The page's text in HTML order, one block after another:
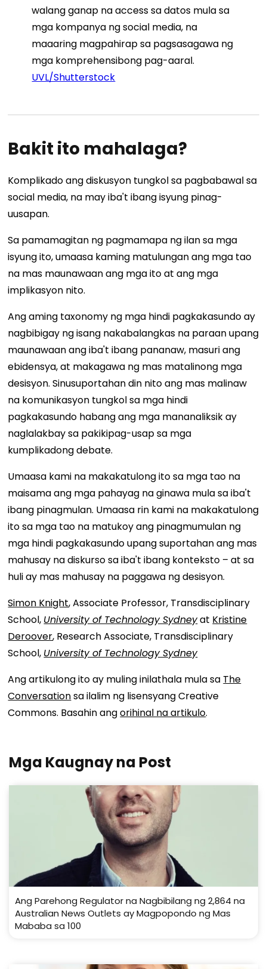
walang ganap na access sa datos mula sa
mga kompanya ng social media, na
maaaring magpahirap sa pagsasagawa ng
mga komprehensibong pag-aaral.
UVL/Shutterstock
Bakit ito mahalaga?
Komplikado ang diskusyon tungkol sa pagbabawal sa
social media, na may iba't ibang isyung pinag-
uusapan.
Sa pamamagitan ng pagmamapa ng ilan sa mga
isyung ito, umaasa kaming matulungan ang mga tao
na mas maunawaan ang mga ito at ang mga
implikasyon nito.
Ang aming taxonomy ng mga hindi pagkakasundo ay
nagbibigay ng isang nakabalangkas na paraan upang
maunawaan ang iba't ibang pananaw, masuri ang
ebidensya, at makagawa ng mas matalinong mga
desisyon. Sinusuportahan din nito ang mas malinaw
na komunikasyon tungkol sa mga hindi
pagkakasundo habang ang mga mananaliksik ay
naglalakbay sa pakikipag-usap sa mga
kumplikadong debate.
Umaasa kami na makakatulong ito sa mga tao na
maisama ang mga pahayag na ginawa mula sa iba't
ibang pinagmulan. Umaasa rin kami na makakatulong
ito sa mga tao na matukoy ang pinagmumulan ng
mga hindi pagkakasundo upang suportahan ang mas
mahusay na diskurso sa iba't ibang konteksto – at sa
huli ay mas mahusay na paggawa ng desisyon.
Simon Knight, Associate Professor, Transdisciplinary
School, University of Technology Sydneyat Kristine
Deroover, Research Associate, Transdisciplinary
School, University of Technology Sydney
Ang artikulong ito ay muling inilathala mula sa The
Conversationsa ilalim ng lisensyang Creative
Commons. Basahin angorihinal na artikulo.
Mga Kaugnay na Post
Ang Parehong Regulator na Nagbibilang ng 2,864 na
Australian News Outlets ay Magpopondo ng Mas
Mababa sa 100